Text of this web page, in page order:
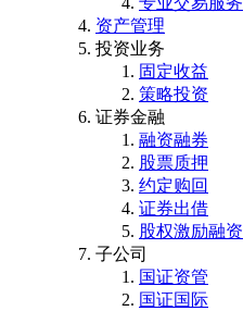
资产管理
投资业务
固定收益
策略投资
证券金融
融资融券
股票质押
约定购回
证券出借
股权激励融资
子公司
国证资管
国证国际